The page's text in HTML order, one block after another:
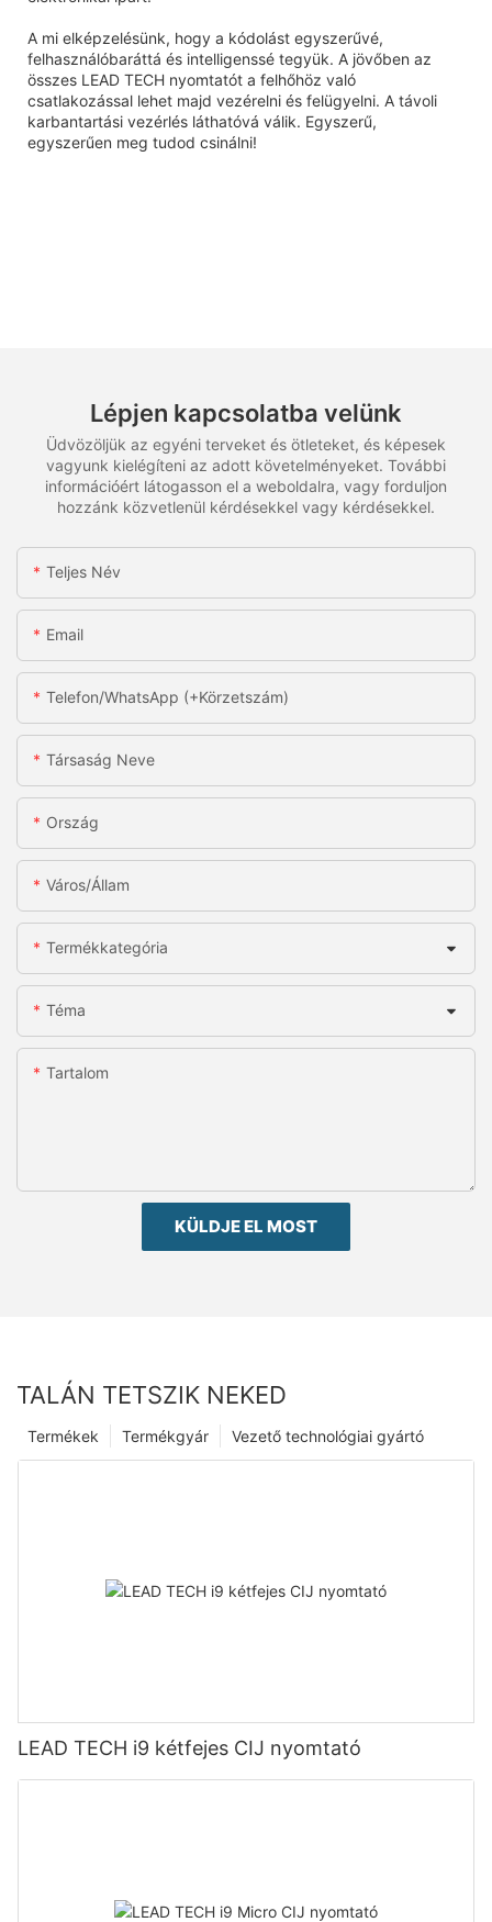
A mi elképzelésünk, hogy a kódolást egyszerűvé,
felhasználóbaráttá és intelligenssé tegyük. A jövőben az
összes LEAD TECH nyomtatót a felhőhöz való
csatlakozással lehet majd vezérelni és felügyelni. A távoli
karbantartási vezérlés láthatóvá válik. Egyszerű,
egyszerűen meg tudod csinálni!
Lépjen kapcsolatba velünk
Üdvözöljük az egyéni terveket és ötleteket, és képesek
vagyunk kielégíteni az adott követelményeket. További
információért látogasson el a weboldalra, vagy forduljon
hozzánk közvetlenül kérdésekkel vagy kérdésekkel.
Teljes Név
Email
Telefon/WhatsApp (+körzetszám)
Társaság Neve
Ország
Város/állam
Termékkategória
Téma
Tartalom
KÜLDJE EL MOST
TALÁN TETSZIK NEKED
Vezető technológiai gyártó
Termékgyár
Termékek
LEAD TECH i9 kétfejes CIJ nyomtató